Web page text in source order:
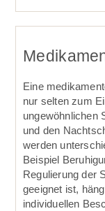
Eine
nur selten zum
ungewöhnlichen
und den
werden
Beispiel
Regulierung der
geeignet ist,
individuellen